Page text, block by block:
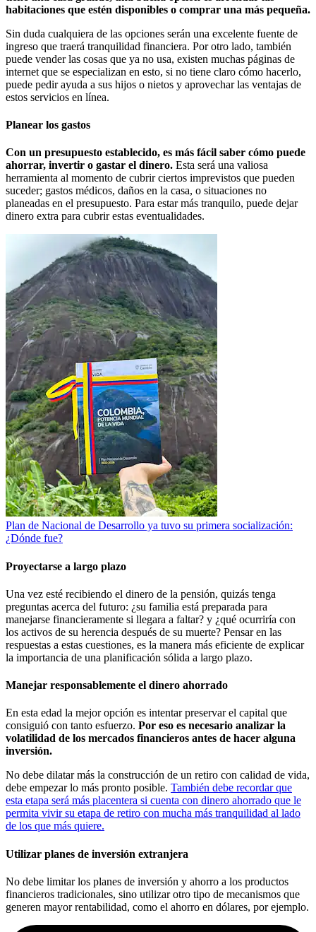
habitaciones que estén disponibles o comprar una más pequeña.
Sin duda cualquiera de las opciones serán una excelente fuente de
ingreso que traerá tranquilidad financiera. Por otro lado, también
puede vender las cosas que ya no usa, existen muchas páginas de
internet que se especializan en esto, si no tiene claro cómo hacerlo,
puede pedir ayuda a sus hijos o nietos y aprovechar las ventajas de
estos servicios en línea.
Planear los gastos
Con un presupuesto establecido, es más fácil saber cómo puede
ahorrar, invertir o gastar el dinero. Esta será una valiosa
herramienta al momento de cubrir ciertos imprevistos que pueden
suceder; gastos médicos, daños en la casa, o situaciones no
planeadas en el presupuesto. Para estar más tranquilo, puede dejar
dinero extra para cubrir estas eventualidades.
Plan de Nacional de Desarrollo ya tuvo su primera socialización:
¿Dónde fue?
Proyectarse a largo plazo
Una vez esté recibiendo el dinero de la pensión, quizás tenga
preguntas acerca del futuro: ¿su familia está preparada para
manejarse financieramente si llegara a faltar? y ¿qué ocurriría con
los activos de su herencia después de su muerte? Pensar en las
respuestas a estas cuestiones, es la manera más eficiente de explicar
la importancia de una planificación sólida a largo plazo.
Manejar responsablemente el dinero ahorrado
En esta edad la mejor opción es intentar preservar el capital que
consiguió con tanto esfuerzo. Por eso es necesario analizar la
volatilidad de los mercados financieros antes de hacer alguna
inversión.
No debe dilatar más la construcción de un retiro con calidad de vida,
debe empezar lo más pronto posible. También debe recordar que
esta etapa será más placentera si cuenta con dinero ahorrado que le
permita vivir su etapa de retiro con mucha más tranquilidad al lado
de los que más quiere.
Utilizar planes de inversión extranjera
No debe limitar los planes de inversión y ahorro a los productos
financieros tradicionales, sino utilizar otro tipo de mecanismos que
generen mayor rentabilidad, como el ahorro en dólares, por ejemplo.